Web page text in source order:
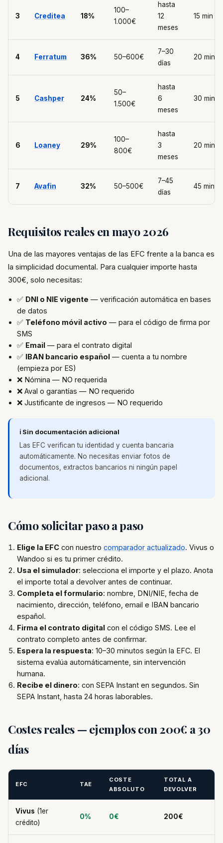
3 Creditea 18%
100–
1.000€
hasta
12
meses
15 min
4 Ferratum 36% 50–600€
7–30
días
20 min
5 Cashper 24%
50–
1.500€
hasta
6
meses
30 min
6 Loaney 29%
100–
800€
hasta
3
meses
20 min
7 Avafin 32% 50–500€
7–45
días
45 min
Requisitos reales en mayo 2026
Una de las mayores ventajas de las EFC frente a la banca es
la simplicidad documental. Para cualquier importe hasta
300€, solo necesitas:
✅ DNI o NIE vigente — verificación automática en bases
de datos
✅ Teléfono móvil activo — para el código de firma por
SMS
✅ Email — para el contrato digital
✅ IBAN bancario español — cuenta a tu nombre
(empieza por ES)
❌ Nómina — NO requerida
❌ Aval o garantías — NO requerido
❌ Justificante de ingresos — NO requerido
ℹ️ Sin documentación adicional
Las EFC verifican tu identidad y cuenta bancaria
automáticamente. No necesitas enviar fotos de
documentos, extractos bancarios ni ningún papel
adicional.
Cómo solicitar paso a paso
Elige la EFC con nuestro comparador actualizado. Vivus o
Wandoo si es tu primer crédito.
Usa el simulador: selecciona el importe y el plazo. Anota
el importe total a devolver antes de continuar.
Completa el formulario: nombre, DNI/NIE, fecha de
nacimiento, dirección, teléfono, email e IBAN bancario
español.
Firma el contrato digital con el código SMS. Lee el
contrato completo antes de confirmar.
Espera la respuesta: 10–30 minutos según la EFC. El
sistema evalúa automáticamente, sin intervención
humana.
Recibe el dinero: con SEPA Instant en segundos. Sin
SEPA Instant, hasta 24 horas laborables.
Costes reales — ejemplos con 200€ a 30
días
EFC TAE
COSTE
ABSOLUTO
TOTAL A
DEVOLVER
Vivus (1er
crédito)
0% 0€ 200€